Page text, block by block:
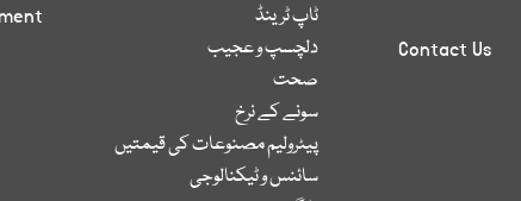
Contact Us
ٹاپ ٹرینڈ
دلچسپ و عجیب
صحت
سونے کے نرخ
پیٹرولیم مصنوعات کی قیمتیں
سائنس و ٹیکنالوجی